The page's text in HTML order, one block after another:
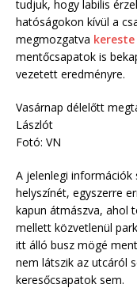
tudjuk, hogy labilis
hatóságokon kívül a
megmozgatva kereste
mentőcsapatok is
vezetett eredményre.
Vasárnap délelőtt
Lászlót
Fotó: VN
A jelenlegi
helyszínét, egyszerre
kapun átmászva, ahol
mellett közvetlenül
itt álló busz mögé
nem látszik az utcáról
keresőcsapatok sem.